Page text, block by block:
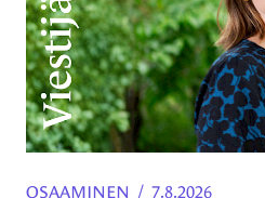
OSAAMINEN / 7.8.2026